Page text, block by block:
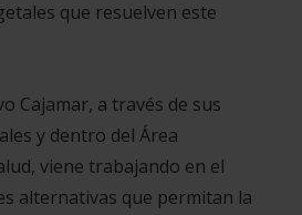
que resuelven este
Cajamar, a través de sus
y dentro del Área
, viene trabajando en el
alternativas que permitan la